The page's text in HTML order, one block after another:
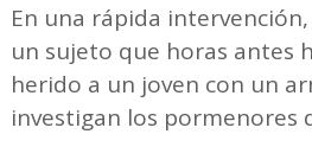
En una rápida
un sujeto que horas antes
herido a un joven con un
investigan los pormenores